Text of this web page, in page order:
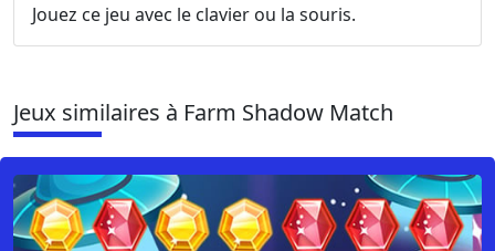
Jouez ce jeu avec le clavier ou la souris.
Jeux similaires à Farm Shadow Match